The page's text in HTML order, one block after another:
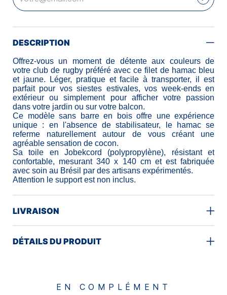
DESCRIPTION
Offrez-vous un moment de détente aux couleurs de
votre club de rugby préféré avec ce filet de hamac bleu
et jaune. Léger, pratique et facile à transporter, il est
parfait pour vos siestes estivales, vos week-ends en
extérieur ou simplement pour afficher votre passion
dans votre jardin ou sur votre balcon.
Ce modèle sans barre en bois offre une expérience
unique : en l'absence de stabilisateur, le hamac se
referme naturellement autour de vous créant une
agréable sensation de cocon.
Sa toile en Jobekcord (polypropylène), résistant et
confortable, mesurant 340 x 140 cm et est fabriquée
avec soin au Brésil par des artisans expérimentés.
Attention le support est non inclus.
LIVRAISON
DÉTAILS DU PRODUIT
EN COMPLÉMENT